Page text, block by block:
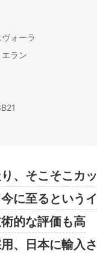
ォーラ
ラン
、そこそこカッ
に至るというイ
的な評価も高
、日本に輸入さ